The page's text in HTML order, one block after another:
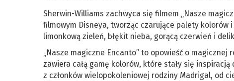
Sherwin-Williams zachwyca się filmem „Nasze
filmowym Disneya, tworząc czarujące palety
limonkową zieleń, błękit nieba, gorącą czerwień i
„Nasze magiczne Encanto” to opowieść o
zawiera całą gamę kolorów, które stały się
z członków wielopokoleniowej rodziny Madrigal, od